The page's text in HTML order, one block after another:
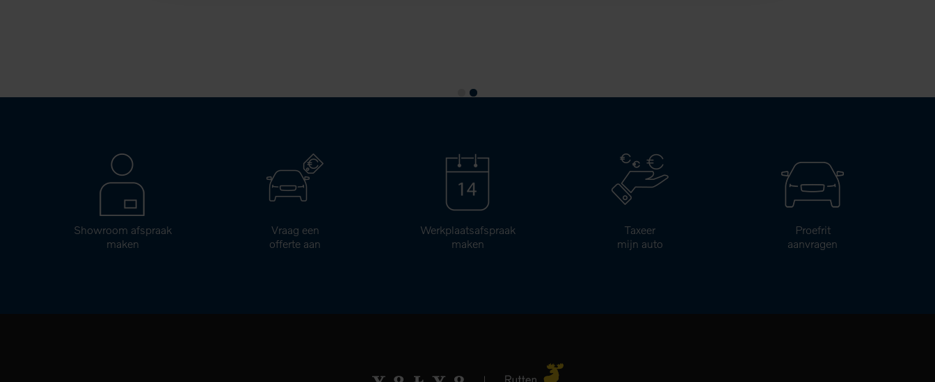
1 2
Showroom afspraak
maken
Vraag een
offerte aan
Werkplaatsafspraak
maken
Taxeer
mijn auto
Proefrit
aanvragen